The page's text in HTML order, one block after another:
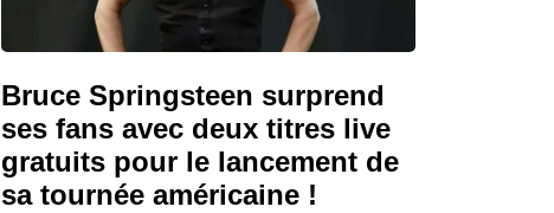
Bruce Springsteen surprend
ses fans avec deux titres live
gratuits pour le lancement de
sa tournée américaine !